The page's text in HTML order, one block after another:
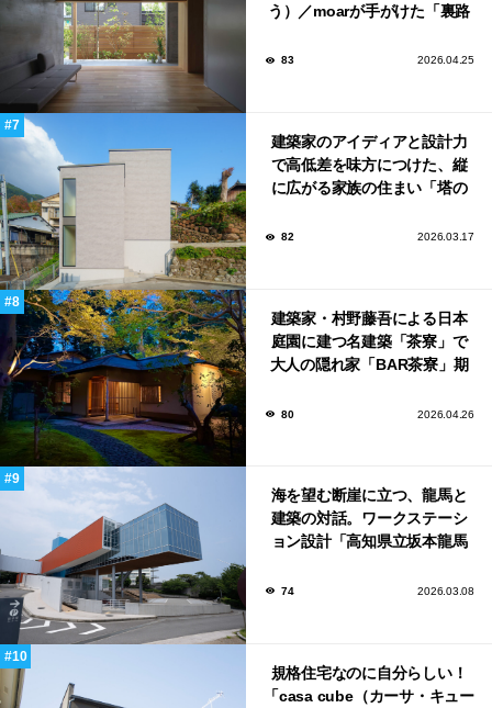
う）／moarが手がけた「裏路
83 2026.04.25
建築家のアイディアと設計力
で高低差を味方につけた、縦
に広がる家族の住まい「塔の
82 2026.03.17
建築家・村野藤吾による日本
庭園に建つ名建築「茶寮」で
大人の隠れ家「BAR茶寮」期
80 2026.04.26
海を望む断崖に立つ、龍馬と
建築の対話。ワークステーシ
ョン設計「高知県立坂本龍馬
74 2026.03.08
規格住宅なのに自分らしい！
「casa cube（カーサ・キュー